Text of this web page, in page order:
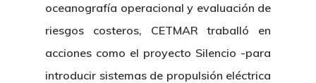
oceanografía operacional y evaluación de
riesgos costeros, CETMAR traballó en
acciones como el proyecto Silencio -para
introducir sistemas de propulsión eléctrica